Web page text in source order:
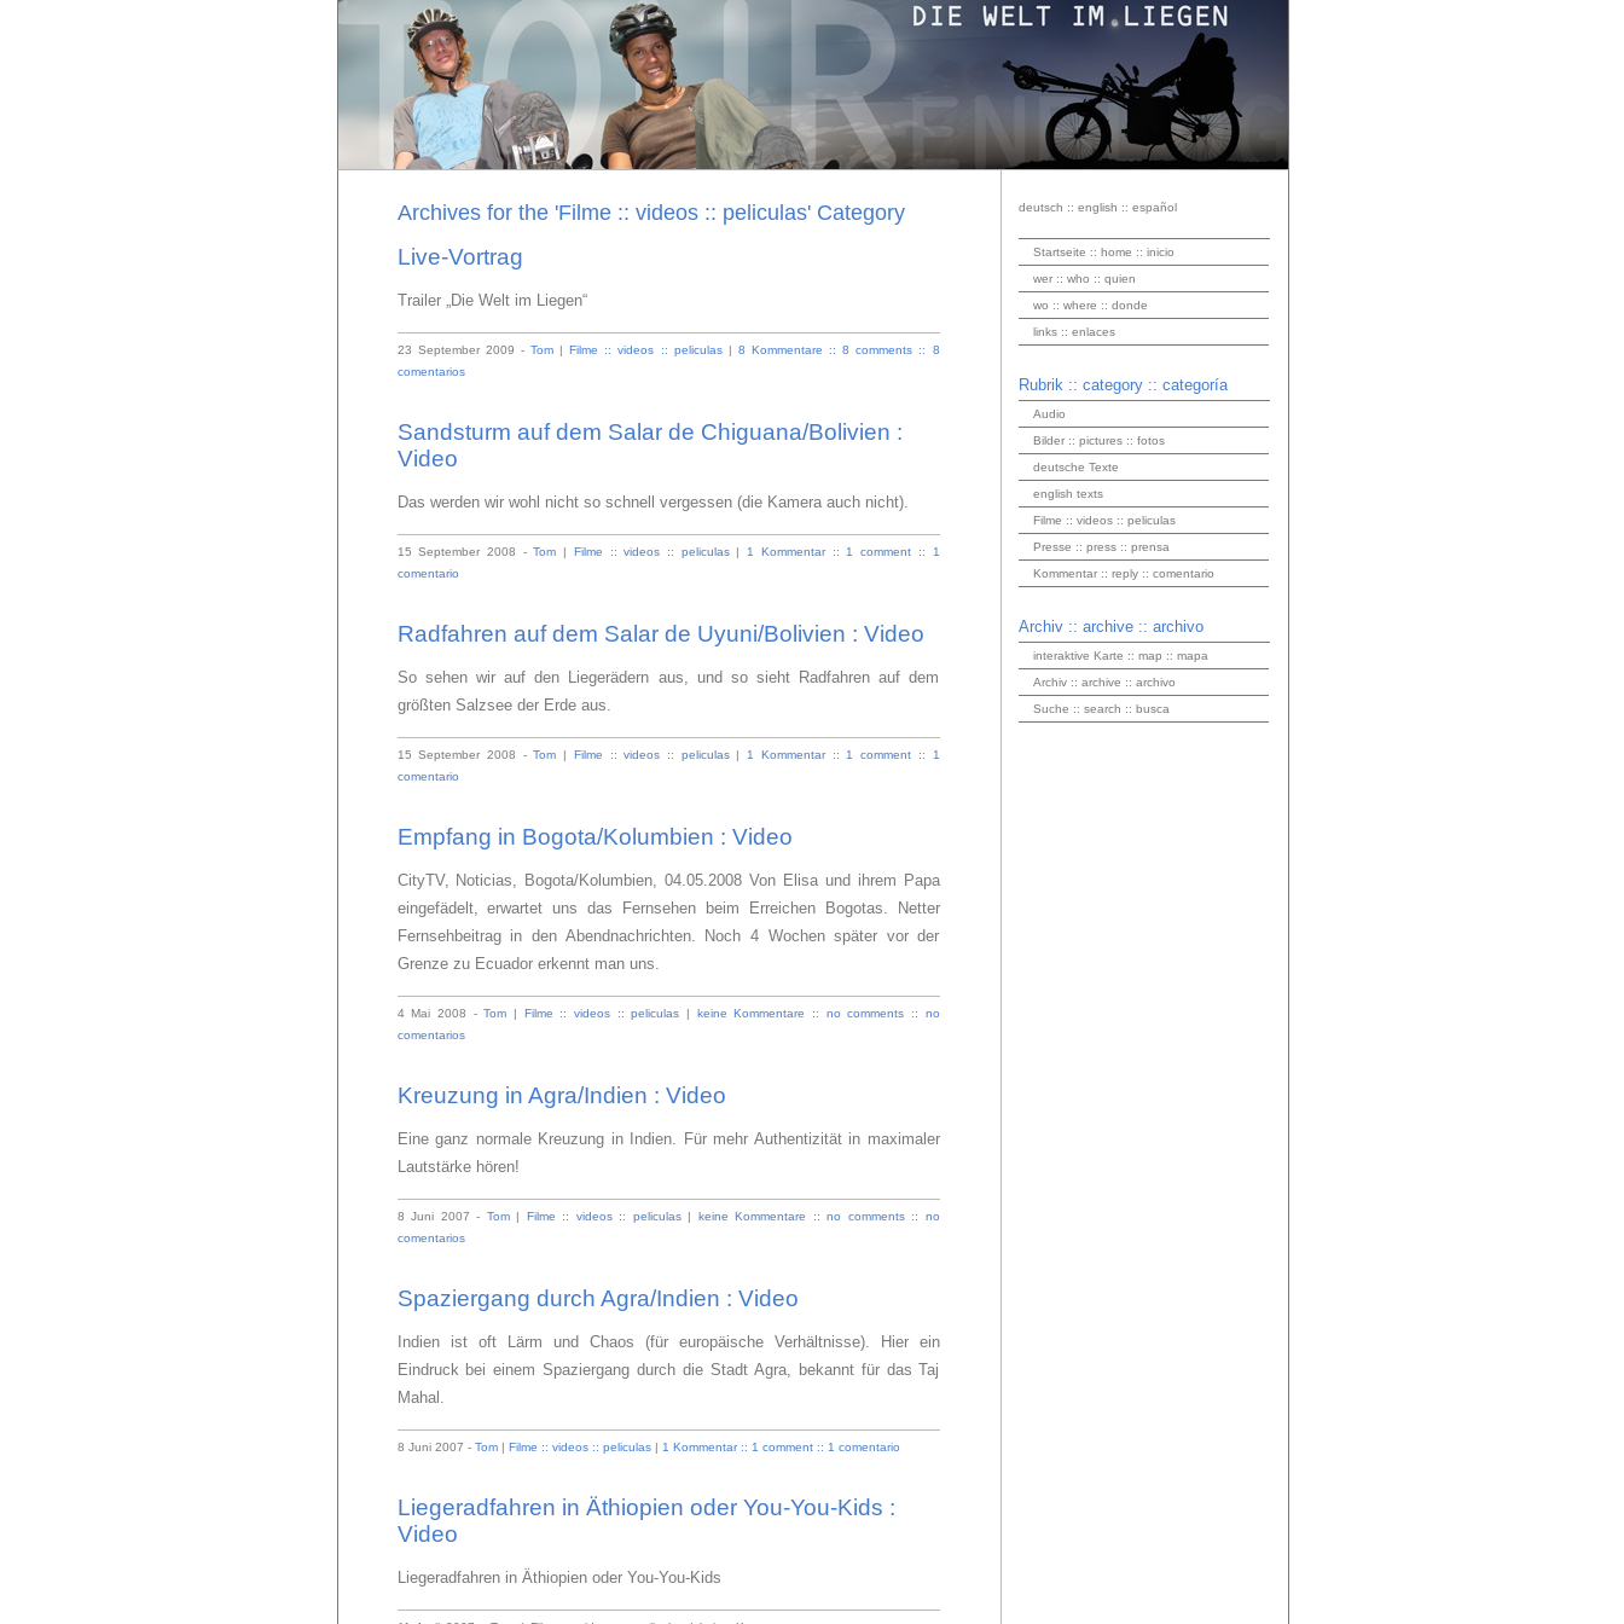
Archives for the 'Filme :: videos :: peliculas' Category
Live-Vortrag
Trailer „Die Welt im Liegen“
23 September 2009 - Tom|Filme :: videos :: peliculas| 8 Kommentare :: 8 comments :: 8
comentarios
Sandsturm auf dem Salar de Chiguana/Bolivien :
Video
Das werden wir wohl nicht so schnell vergessen (die Kamera auch nicht).
15 September 2008 -Tom | Filme :: videos :: peliculas| 1 Kommentar :: 1 comment :: 1
comentario
Radfahren auf dem Salar de Uyuni/Bolivien : Video
So sehen wir auf den Liegerädern aus, und so sieht Radfahren auf dem
größten Salzsee der Erde aus.
15 September 2008 -Tom | Filme :: videos :: peliculas| 1 Kommentar :: 1 comment :: 1
comentario
Empfang in Bogota/Kolumbien : Video
CityTV, Noticias, Bogota/Kolumbien, 04.05.2008 Von Elisa und ihrem Papa
eingefädelt, erwartet uns das Fernsehen beim Erreichen Bogotas. Netter
Fernsehbeitrag in den Abendnachrichten. Noch 4 Wochen später vor der
Grenze zu Ecuador erkennt man uns.
4 Mai 2008 -Tom | Filme :: videos :: peliculas | keine Kommentare :: no comments :: no
comentarios
Kreuzung in Agra/Indien : Video
Eine ganz normale Kreuzung in Indien. Für mehr Authentizität in maximaler
Lautstärke hören!
8 Juni 2007 - Tom| Filme :: videos :: peliculas| keine Kommentare :: no comments :: no
comentarios
Spaziergang durch Agra/Indien : Video
Indien ist oft Lärm und Chaos (für europäische Verhältnisse). Hier ein
Eindruck bei einem Spaziergang durch die Stadt Agra, bekannt für das Taj
Mahal.
8 Juni 2007 - Tom| Filme :: videos :: peliculas| 1 Kommentar :: 1 comment :: 1 comentario
Liegeradfahren in Äthiopien oder You-You-Kids :
Video
Liegeradfahren in Äthiopien oder You-You-Kids
deutsch :: english :: español
Startseite :: home :: inicio
wer :: who :: quien
wo :: where :: donde
links :: enlaces
Rubrik :: category :: categoría
Audio
Bilder :: pictures :: fotos
deutsche Texte
english texts
Filme :: videos :: peliculas
Presse :: press :: prensa
Kommentar :: reply :: comentario
Archiv :: archive :: archivo
interaktive Karte :: map :: mapa
Archiv :: archive :: archivo
Suche :: search :: busca